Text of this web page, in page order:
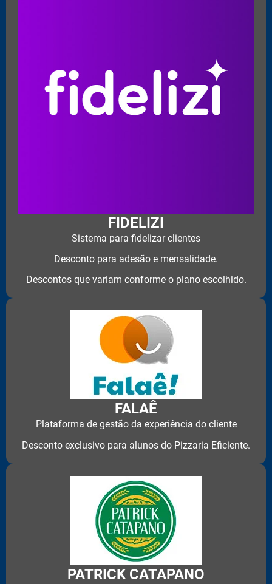
FIDELIZI
Sistema para fidelizar clientes
Desconto para adesão e mensalidade.
Descontos que variam conforme o plano escolhido.
FALAÊ
Plataforma de gestão da experiência do cliente
Desconto exclusivo para alunos do Pizzaria Eficiente.
PATRICK CATAPANO